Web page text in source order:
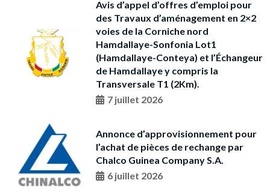
Avis d’appel d’offres d’emploi pour
des Travaux d’aménagement en 2×2
voies de la Corniche nord
Hamdallaye-Sonfonia Lot1
(Hamdallaye-Conteya) et l’Échangeur
de Hamdallaye y compris la
Transversale T1 (2Km).
7 juillet 2026
Annonce d’approvisionnement pour
l’achat de pièces de rechange par
Chalco Guinea Company S.A.
6 juillet 2026